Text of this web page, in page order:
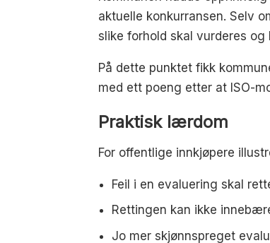
aktuelle konkurransen. Selv
slike forhold skal vurderes
På dette punktet fikk
med ett poeng etter at ISO-
Praktisk lærdom
For offentlige innkjøpere
Feil i en evaluering skal
Rettingen kan ikke
Jo mer skjønnspreget